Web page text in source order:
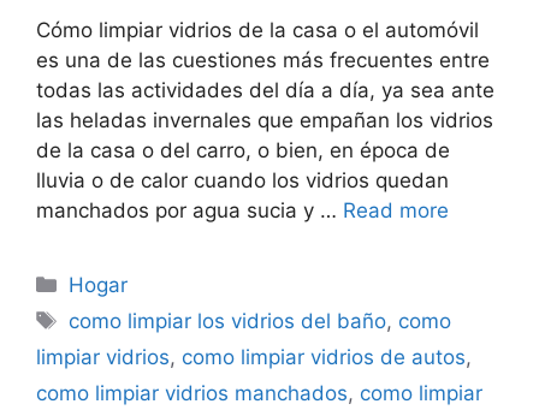
Cómo limpiar vidrios de la casa o el automóvil
es una de las cuestiones más frecuentes entre
todas las actividades del día a día, ya sea ante
las heladas invernales que empañan los vidrios
de la casa o del carro, o bien, en época de
lluvia o de calor cuando los vidrios quedan
manchados por agua sucia y … Read more
Categorías
Hogar
Etiquetas
como limpiar los vidrios del baño, como
limpiar vidrios, como limpiar vidrios de autos,
como limpiar vidrios manchados, como limpiar